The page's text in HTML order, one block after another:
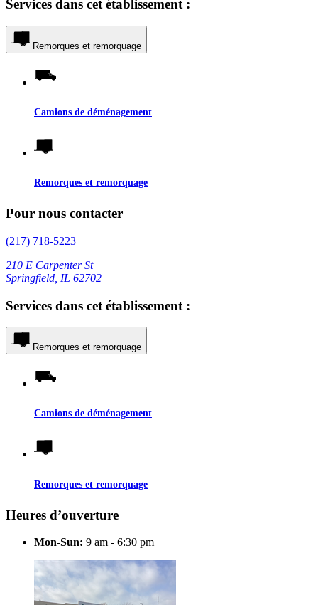
Services dans cet établissement :
Remorques et remorquage
Camions de déménagement
Remorques et remorquage
Pour nous contacter
(217) 718-5223
210 E Carpenter St
Springfield, IL 62702
Services dans cet établissement :
Remorques et remorquage
Camions de déménagement
Remorques et remorquage
Heures d’ouverture
Mon-Sun: 9 am - 6:30 pm